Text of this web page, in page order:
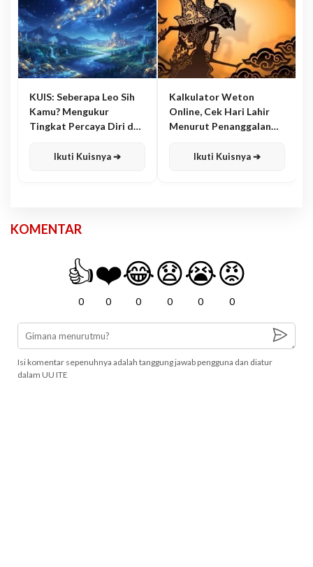
KUIS: Seberapa Leo Sih
Kamu? Mengukur
Tingkat Percaya Diri dan
Ikuti Kuisnya ➔
Kalkulator Weton
Online, Cek Hari Lahir
Menurut Penanggalan
Ikuti Kuisnya ➔
KOMENTAR
👍
0
❤️
0
😂
0
😧
0
😭
0
😡
0
Isi komentar sepenuhnya adalah tanggung jawab pengguna dan diatur
dalam UU ITE